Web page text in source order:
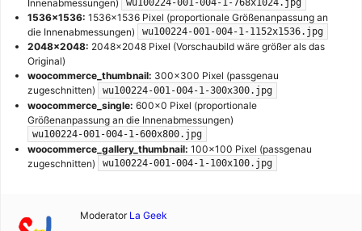
Innenabmessungen) wu100224-001-004-1-768x1024.jpg
1536×1536: 1536×1536 Pixel (proportionale Größenanpassung an
die Innenabmessungen)
wu100224-001-004-1-1152x1536.jpg
2048×2048: 2048×2048 Pixel (Vorschaubild wäre größer als das
Original)
woocommerce_thumbnail: 300×300 Pixel (passgenau
zugeschnitten)
wu100224-001-004-1-300x300.jpg
woocommerce_single: 600×0 Pixel (proportionale
Größenanpassung an die Innenabmessungen)
wu100224-001-004-1-600x800.jpg
woocommerce_gallery_thumbnail: 100×100 Pixel (passgenau
zugeschnitten)
wu100224-001-004-1-100x100.jpg
Moderator La Geek